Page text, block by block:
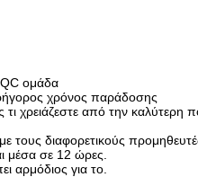
QC ομάδα
χρόνος παράδοσης
τι χρειάζεστε από την καλύτερη
τους διαφορετικούς
μέσα σε 12 ώρες.
αρμόδιος για το.